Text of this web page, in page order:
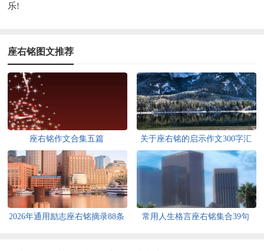
乐!
座右铭图文推荐
座右铭作文合集五篇
关于座右铭的启示作文300字汇
总八篇
2026年通用励志座右铭摘录88条 常用人生格言座右铭集合39句